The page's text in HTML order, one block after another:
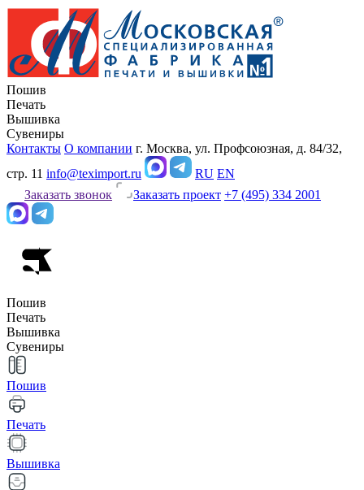
Пошив
Печать
Вышивка
Сувениры
Контакты О компании г. Москва, ул. Профсоюзная, д. 84/32,
стр. 11 info@teximport.ru RU EN
Заказать звонок
Заказать проект +7 (495) 334 2001
Пошив
Печать
Вышивка
Сувениры
Пошив
Печать
Вышивка